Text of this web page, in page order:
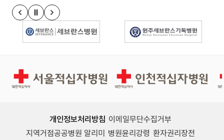
이전 슬라이드
정지
다음 슬라이드
경인권역재활병원 인천적십자병원
개인정보처리방침 이메일무단수집거부
지역거점공공병원 알리미
병원윤리강령 환자권리장전